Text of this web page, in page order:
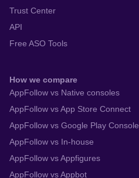
Trust Center
API
Free ASO Tools
How we compare
AppFollow vs Native consoles
AppFollow vs App Store Connect
AppFollow vs Google Play Console
AppFollow vs In-house
AppFollow vs Appfigures
AppFollow vs Appbot